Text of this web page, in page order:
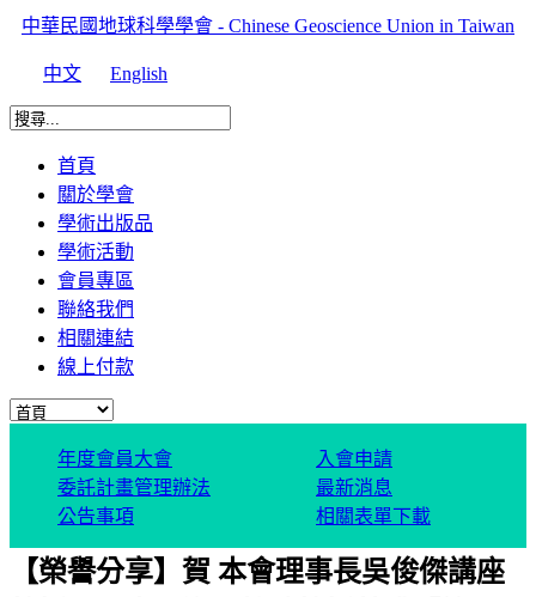
中華民國地球科學學會 - Chinese Geoscience Union in Taiwan
中文 English
首頁
關於學會
學術出版品
學術活動
會員專區
聯絡我們
相關連結
線上付款
年度會員大會
入會申請
委託計畫管理辦法
最新消息
公告事項
相關表單下載
【榮譽分享】賀 本會理事長吳俊傑講座